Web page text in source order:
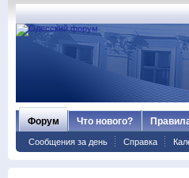
Форум
Сообщения за день Справка
Что нового?